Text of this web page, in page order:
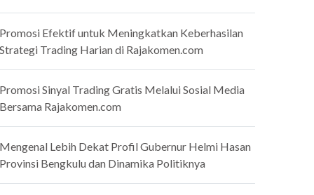
Efektif untuk Meningkatkan Keberhasilan
Trading Harian di Rajakomen.com
Sinyal Trading Gratis Melalui Sosial Media
Rajakomen.com
Lebih Dekat Profil Gubernur Helmi Hasan
Bengkulu dan Dinamika Politiknya